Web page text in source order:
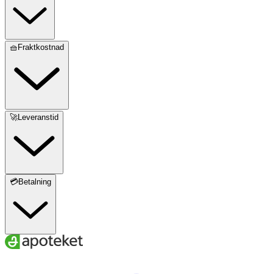
🧺Fraktkostnad
🚀Leveranstid
💳Betalning